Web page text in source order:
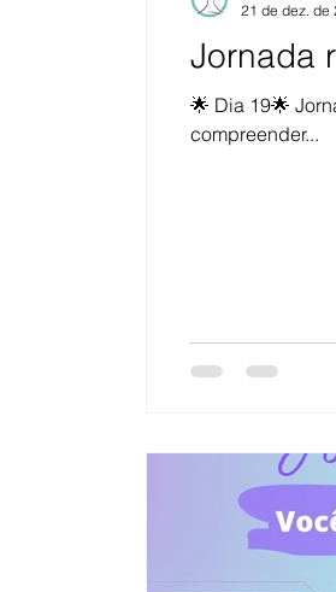
Jornada
🌟 Dia 19🌟
compreender...
21 de dez. de